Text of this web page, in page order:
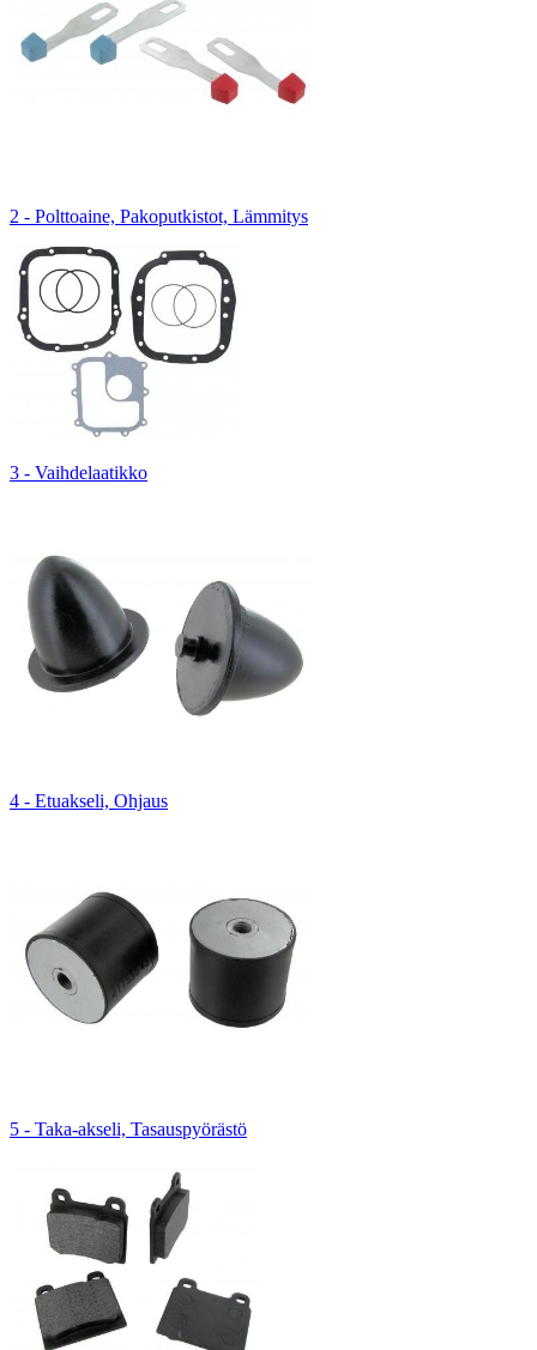
2 - Polttoaine, Pakoputkistot, Lämmitys
3 - Vaihdelaatikko
4 - Etuakseli, Ohjaus
5 - Taka-akseli, Tasauspyörästö